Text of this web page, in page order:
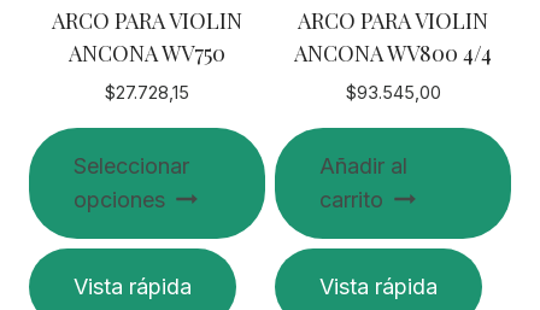
ARCO PARA VIOLIN
ANCONA WV750
$27.728,15
Seleccionar
opciones
Este
productoVista rápida
ARCO PARA VIOLIN
ANCONA WV800 4/4
$93.545,00
Añadir al
carrito
Vista rápida